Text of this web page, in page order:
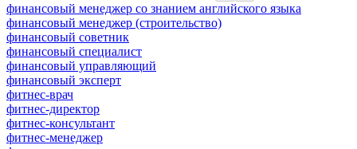
финансовый менеджер со знанием английского языка
финансовый менеджер (строительство)
финансовый советник
финансовый специалист
финансовый управляющий
финансовый эксперт
фитнес-врач
фитнес-директор
фитнес-консультант
фитнес-менеджер